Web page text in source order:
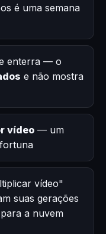
é uma semana
enterra — o
e não mostra
vídeo — um
vídeo"
suas gerações
a nuvem